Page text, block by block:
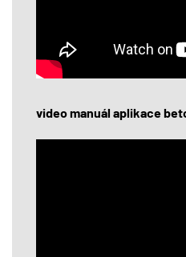
video manuál aplikace